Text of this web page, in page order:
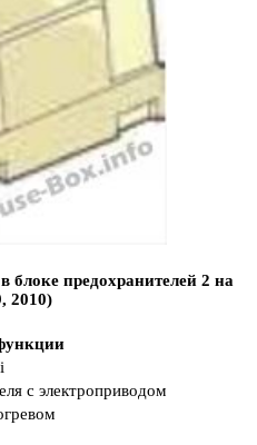
блоке предохранителей 2 на
2010)
с электроприводом